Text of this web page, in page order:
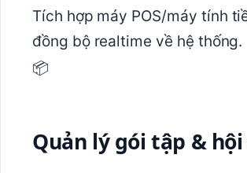
Tích hợp máy POS/máy tính
đồng bộ realtime về hệ thống.
📦
Quản lý gói tập &